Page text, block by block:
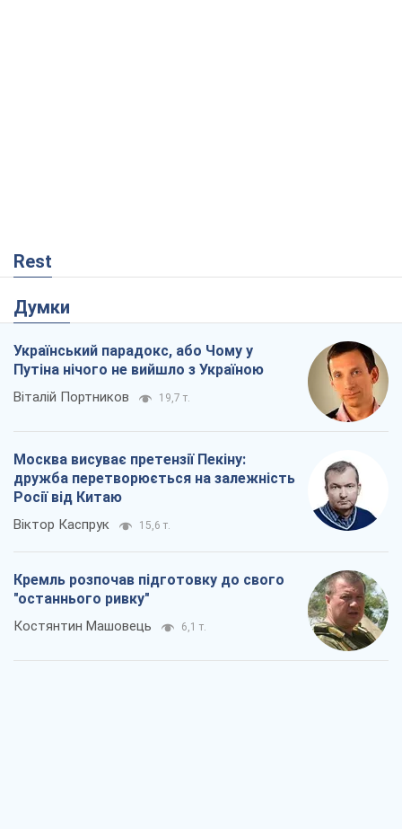
Rest
Думки
Український парадокс, або Чому у
Путіна нічого не вийшло з Україною
Віталій Портников 19,7 т.
Москва висуває претензії Пекіну:
дружба перетворюється на залежність
Росії від Китаю
Віктор Каспрук 15,6 т.
Кремль розпочав підготовку до свого
"останнього ривку"
Костянтин Машовець 6,1 т.